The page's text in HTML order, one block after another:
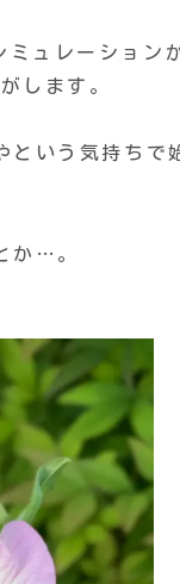
ュレーション
します。
いう気持ちで
か…。